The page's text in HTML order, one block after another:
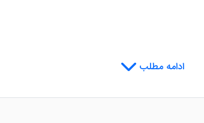
عزیزان فراهم می کنند. کلیه این اتاق ها، از تراس با
ادامه مطلب